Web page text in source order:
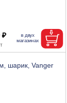
₽
шарик, Vanger